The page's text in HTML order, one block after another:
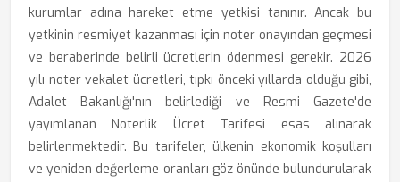
kurumlar adına hareket etme yetkisi tanınır. Ancak bu
yetkinin resmiyet kazanması için noter onayından geçmesi
ve beraberinde belirli ücretlerin ödenmesi gerekir. 2026
yılı noter vekalet ücretleri, tıpkı önceki yıllarda olduğu gibi,
Adalet Bakanlığı'nın belirlediği ve Resmi Gazete'de
yayımlanan Noterlik Ücret Tarifesi esas alınarak
belirlenmektedir. Bu tarifeler, ülkenin ekonomik koşulları
ve yeniden değerleme oranları göz önünde bulundurularak